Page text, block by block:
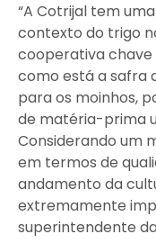
“A Cotrijal tem
contexto do trigo
cooperativa chave
como está a safra
para os moinhos,
de matéria-prima
Considerando um
em termos de
andamento da
extremamente
superintendente